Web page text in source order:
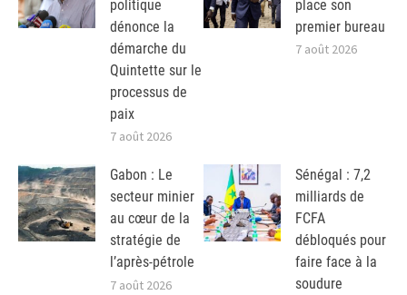
politique
dénonce la
démarche du
Quintette sur le
processus de
paix
7 août 2026
place son
premier bureau
7 août 2026
Gabon : Le
secteur minier
au cœur de la
stratégie de
l’après-pétrole
7 août 2026
Sénégal : 7,2
milliards de
FCFA
débloqués pour
faire face à la
soudure